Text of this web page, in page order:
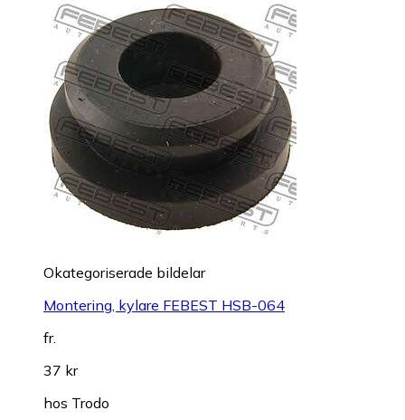
Okategoriserade bildelar
Montering, kylare FEBEST HSB-064
fr.
37 kr
hos Trodo